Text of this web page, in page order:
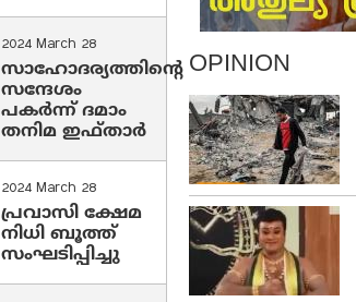
2024 March 28
സാഹോദര്യത്തിന്റെ
സന്ദേശം
പകർന്ന് ദമാം
തനിമ ഇഫ്‌താർ
2024 March 28
പ്രവാസി ക്ഷേമ
നിധി ബൂത്ത്
സംഘടിപ്പിച്ചു
OPINION